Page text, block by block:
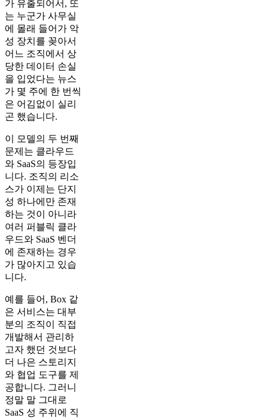
가 유출되어서, 또
는 누군가 사무실
에 몰래 들어가 악
성 장치를 꽂아서
어느 조직에서 상
당한 데이터 손실
을 입었다는 뉴스
가 몇 주에 한 번씩
은 어김없이 실리
곤 했습니다.
이 모델의 두 번째
문제는 클라우드
와 SaaS의 등장입
니다. 조직의 리소
스가 이제는 단지
성 하나에만 존재
하는 것이 아니라
여러 퍼블릭 클라
우드와 SaaS 벤더
에 존재하는 경우
가 많아지고 있습
니다.
예를 들어, Box 같
은 서비스는 대부
분의 조직이 직접
개발해서 관리하
고자 했던 것보다
더 나은 스토리지
와 협업 도구를 제
공합니다. 그러니
정말 말 그대로
SaaS 성 주위에 직